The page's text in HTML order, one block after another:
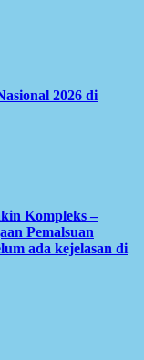
2026 di
Kompleks –
Pemalsuan
ada kejelasan di